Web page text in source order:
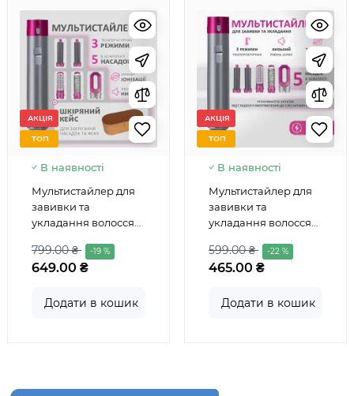
АКЦІЯ
ТОП
В наявності
Мультистайлер для
завивки та
укладання волосся
BRUSH
799.00 ₴ -19 %
649.00 ₴
Додати в кошик
АКЦІЯ
ТОП
В наявності
Мультистайлер для
завивки та
укладання волосся
599.00 ₴ -22 %
465.00 ₴
Додати в кошик